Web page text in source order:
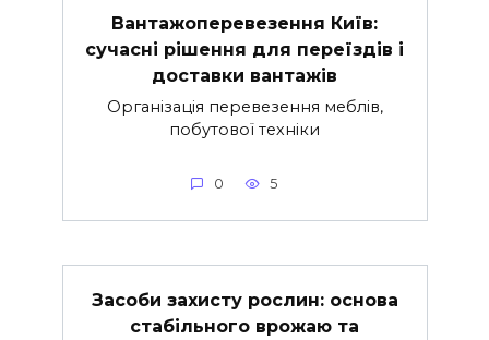
Вантажоперевезення Київ:
сучасні рішення для переїздів і
доставки вантажів
Організація перевезення меблів,
побутової техніки
0 5
Засоби захисту рослин: основа
стабільного врожаю та